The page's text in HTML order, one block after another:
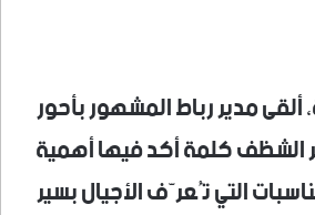
مدير رباط المشهور بأحور
الشظف كلمة أكد فيها أهمية
التي تُعرّف الأجيال بسير